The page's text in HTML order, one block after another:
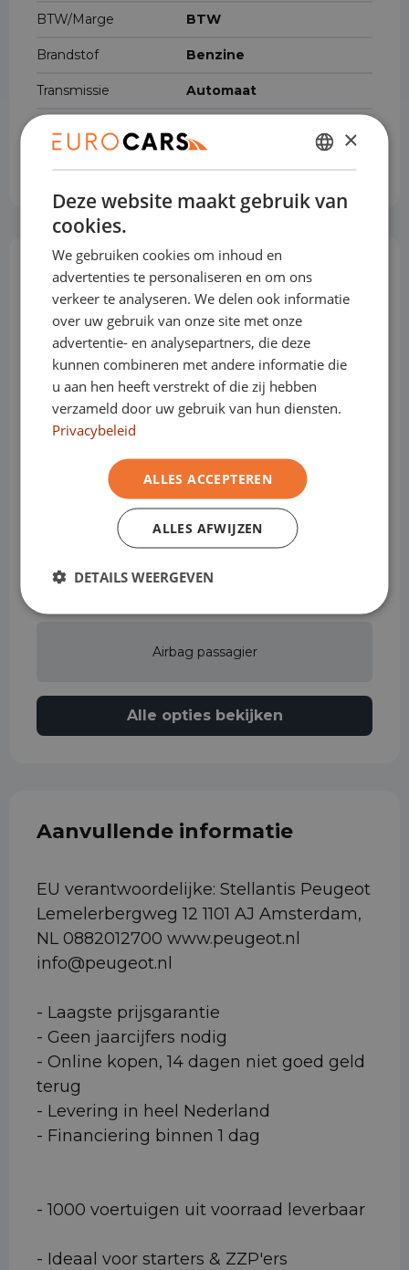
BTW/Marge BTW
Brandstof Benzine
Transmissie Automaat
Opties & Toebehoren (70)
Achterbank in delen neerklapbaar
Actieve rijstrookassistent
Airbag bestuurder
Airbag passagier
Alle opties bekijken
Aanvullende informatie
EU verantwoordelijke: Stellantis Peugeot
Lemelerbergweg 12 1101 AJ Amsterdam,
NL 0882012700 www.peugeot.nl
info@peugeot.nl
- Laagste prijsgarantie
- Geen jaarcijfers nodig
- Online kopen, 14 dagen niet goed geld
terug
- Levering in heel Nederland
- Financiering binnen 1 dag
- 1000 voertuigen uit voorraad leverbaar
- Ideaal voor starters & ZZP'ers
DUTCH
ENGLISH
×
Deze website maakt gebruik van
cookies.
We gebruiken cookies om inhoud en
advertenties te personaliseren en om ons
verkeer te analyseren. We delen ook informatie
over uw gebruik van onze site met onze
advertentie- en analysepartners, die deze
kunnen combineren met andere informatie die
u aan hen heeft verstrekt of die zij hebben
verzameld door uw gebruik van hun diensten.
Privacybeleid
ALLES ACCEPTEREN
ALLES AFWIJZEN
DETAILS WEERGEVEN